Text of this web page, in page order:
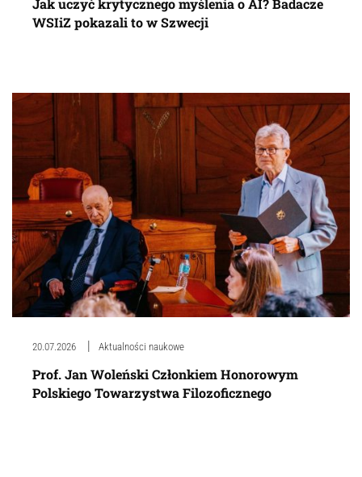
Jak uczyć krytycznego myślenia o AI? Badacze
WSIiZ pokazali to w Szwecji
20.07.2026 Aktualności naukowe
Prof. Jan Woleński Członkiem Honorowym
Polskiego Towarzystwa Filozoficznego